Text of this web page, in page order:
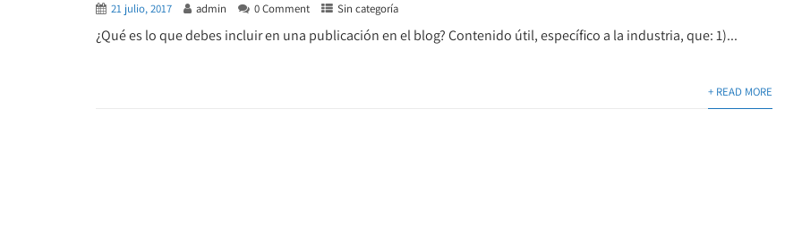
21 julio, 2017 admin 0 Comment Sin categoría
¿Qué es lo que debes incluir en una publicación en el blog? Contenido útil, específico a la industria, que: 1)...
+ READ MORE